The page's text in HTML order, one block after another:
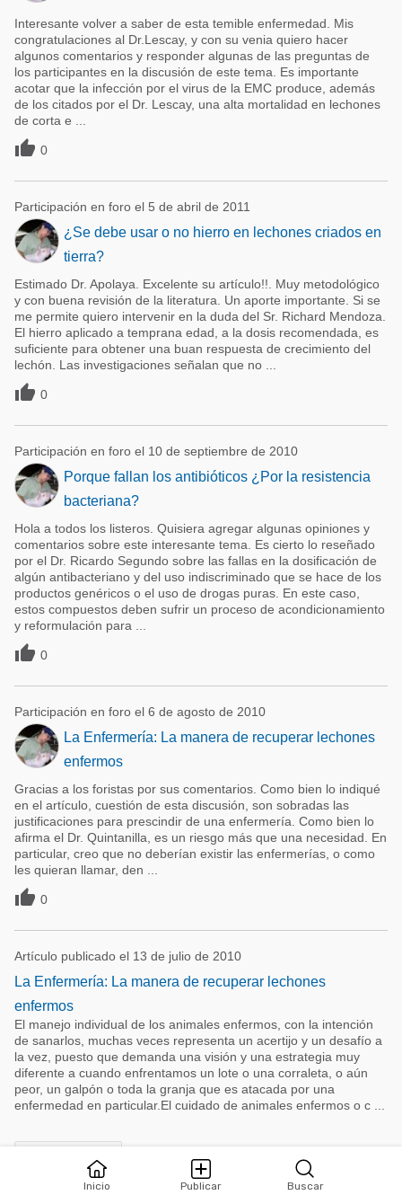
Inicio Publicar Buscar
Interesante volver a saber de esta temible enfermedad. Mis
congratulaciones al Dr.Lescay, y con su venia quiero hacer
algunos comentarios y responder algunas de las preguntas de
los participantes en la discusión de este tema. Es importante
acotar que la infección por el virus de la EMC produce, además
de los citados por el Dr. Lescay, una alta mortalidad en lechones
de corta e ...
 0
Participación en foro el 5 de abril de 2011
¿Se debe usar o no hierro en lechones criados en
tierra?
Estimado Dr. Apolaya. Excelente su artículo!!. Muy metodológico
y con buena revisión de la literatura. Un aporte importante. Si se
me permite quiero intervenir en la duda del Sr. Richard Mendoza.
El hierro aplicado a temprana edad, a la dosis recomendada, es
suficiente para obtener una buan respuesta de crecimiento del
lechón. Las investigaciones señalan que no ...
 0
Participación en foro el 10 de septiembre de 2010
Porque fallan los antibióticos ¿Por la resistencia
bacteriana?
Hola a todos los listeros. Quisiera agregar algunas opiniones y
comentarios sobre este interesante tema. Es cierto lo reseñado
por el Dr. Ricardo Segundo sobre las fallas en la dosificación de
algún antibacteriano y del uso indiscriminado que se hace de los
productos genéricos o el uso de drogas puras. En este caso,
estos compuestos deben sufrir un proceso de acondicionamiento
y reformulación para ...
 0
Participación en foro el 6 de agosto de 2010
La Enfermería: La manera de recuperar lechones
enfermos
Gracias a los foristas por sus comentarios. Como bien lo indiqué
en el artículo, cuestión de esta discusión, son sobradas las
justificaciones para prescindir de una enfermería. Como bien lo
afirma el Dr. Quintanilla, es un riesgo más que una necesidad. En
particular, creo que no deberían existir las enfermerías, o como
les quieran llamar, den ...
 0
Artículo publicado el 13 de julio de 2010
La Enfermería: La manera de recuperar lechones
enfermos
El manejo individual de los animales enfermos, con la intención
de sanarlos, muchas veces representa un acertijo y un desafío a
la vez, puesto que demanda una visión y una estrategia muy
diferente a cuando enfrentamos un lote o una corraleta, o aún
peor, un galpón o toda la granja que es atacada por una
enfermedad en particular.El cuidado de animales enfermos o c ...